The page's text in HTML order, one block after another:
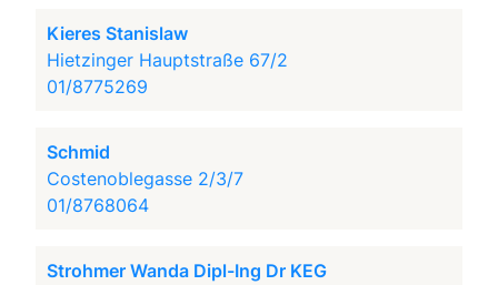
Kieres Stanislaw
Hietzinger Hauptstraße 67/2
01/8775269
Schmid
Costenoblegasse 2/3/7
01/8768064
Strohmer Wanda Dipl-Ing Dr KEG